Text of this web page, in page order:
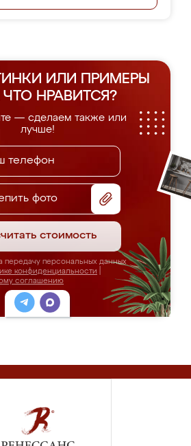
ИЛИ ПРИМЕРЫ
ЧТО НРАВИТСЯ?
— сделаем также или
лучше!
фото
стоимость
передачу персональных данных
конфиденциальности
соглашению